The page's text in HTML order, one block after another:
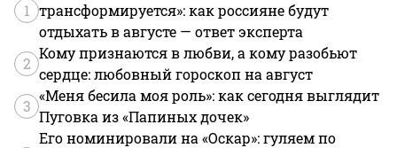
1 трансформируется»: как россияне будут
отдыхать в августе — ответ эксперта
2
Кому признаются в любви, а кому разобьют
сердце: любовный гороскоп на август
3
«Меня бесила моя роль»: как сегодня выглядит
Пуговка из «Папиных дочек»
Его номинировали на «Оскар»: гуляем по